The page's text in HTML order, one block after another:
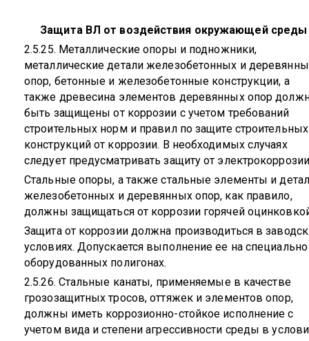
Защита ВЛ от воздействия окружающей среды
2.5.25. Металлические опоры и подножники,
металлические детали железобетонных и
опор, бетонные и железобетонные конструкции, а
также древесина элементов деревянных опор
быть защищены от коррозии с учетом требований
строительных норм и правил по защите строительных
конструкций от коррозии. В необходимых случаях
следует предусматривать защиту от
Стальные опоры, а также стальные элементы и
железобетонных и деревянных опор, как правило,
должны защищаться от коррозии горячей
Защита от коррозии должна производиться в
условиях. Допускается выполнение ее на специально
оборудованных полигонах.
2.5.26. Стальные канаты, применяемые в качестве
грозозащитных тросов, оттяжек и элементов опор,
должны иметь коррозионно-стойкое исполнение с
учетом вида и степени агрессивности среды в